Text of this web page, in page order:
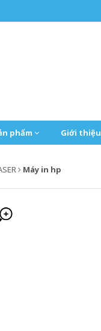
phẩm Giới thiệu
Máy in hp